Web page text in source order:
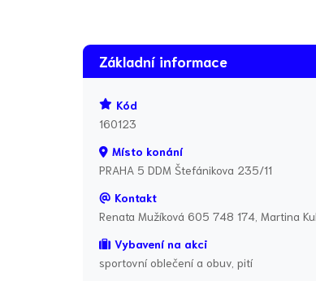
Základní informace
Kód
160123
Místo konání
PRAHA 5 DDM Štefánikova 235/11
Kontakt
Renata Mužíková 605 748 174, Martina
Vybavení na akci
sportovní oblečení a obuv, pití